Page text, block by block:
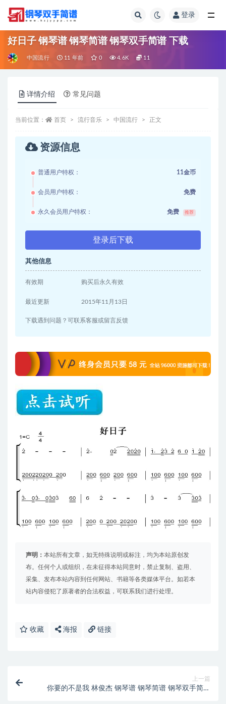
登录
好日子 钢琴谱 钢琴简谱 钢琴双手简谱 下载
中国流行 11 年前 0 4.6K 11
详情介绍 常见问题
当前位置： 首页 流行音乐 中国流行 正文
资源信息
普通用户特权： 11金币
会员用户特权： 免费
永久会员用户特权： 免费 推荐
登录后下载
其他信息
有效期 购买后永久有效
最近更新 2015年11月13日
下载遇到问题？可联系客服或留言反馈
声明： 本站所有文章，如无特殊说明或标注，均为本站原创发
布。任何个人或组织，在未征得本站同意时，禁止复制、盗用、
采集、发布本站内容到任何网站、书籍等各类媒体平台。如若本
站内容侵犯了原著者的合法权益，可联系我们进行处理。
收藏 海报 链接
上一篇
你要的不是我 林俊杰 钢琴谱 钢琴简谱 钢琴双手简谱